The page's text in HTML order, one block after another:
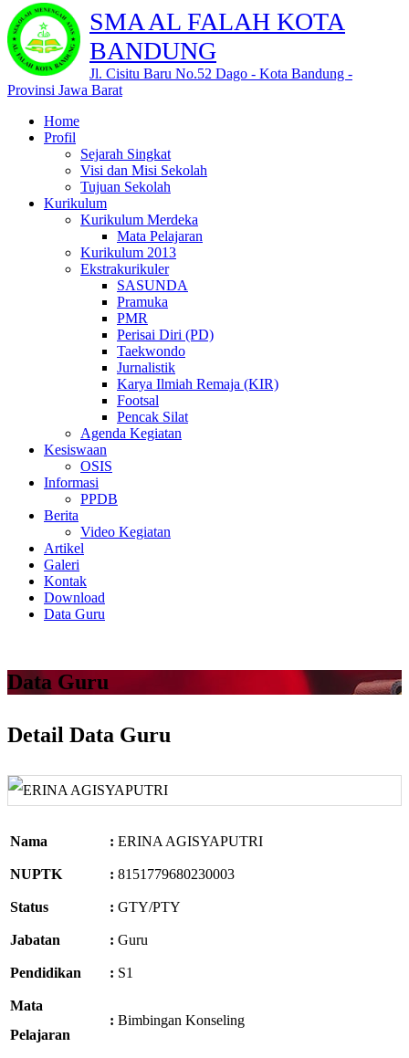
SMA AL FALAH KOTA
BANDUNG
Jl. Cisitu Baru No.52 Dago - Kota Bandung -
Provinsi Jawa Barat
Home
Profil
Sejarah Singkat
Visi dan Misi Sekolah
Tujuan Sekolah
Kurikulum
Kurikulum Merdeka
Mata Pelajaran
Kurikulum 2013
Ekstrakurikuler
SASUNDA
Pramuka
PMR
Perisai Diri (PD)
Taekwondo
Jurnalistik
Karya Ilmiah Remaja (KIR)
Footsal
Pencak Silat
Agenda Kegiatan
Kesiswaan
OSIS
Informasi
PPDB
Berita
Video Kegiatan
Artikel
Galeri
Kontak
Download
Data Guru
Data Guru
Detail Data Guru
Nama : ERINA AGISYAPUTRI
NUPTK : 8151779680230003
Status : GTY/PTY
Jabatan : Guru
Pendidikan : S1
Mata
Pelajaran
: Bimbingan Konseling